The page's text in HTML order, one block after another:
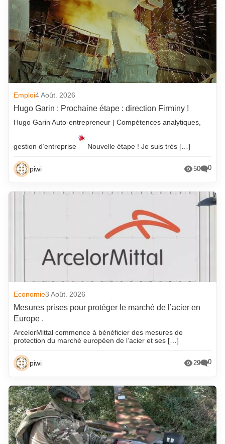
Emploi4 Août. 2026
Hugo Garin : Prochaine étape : direction Firminy !
Hugo Garin Auto-entrepreneur | Compétences analytiques,
gestion d’entreprise Nouvelle étape ! Je suis très […]
piwi 50 0
Economie3 Août. 2026
Mesures prises pour protéger le marché de l’acier en
Europe .
ArcelorMittal commence à bénéficier des mesures de
protection du marché européen de l’acier et ses […]
piwi 29 0